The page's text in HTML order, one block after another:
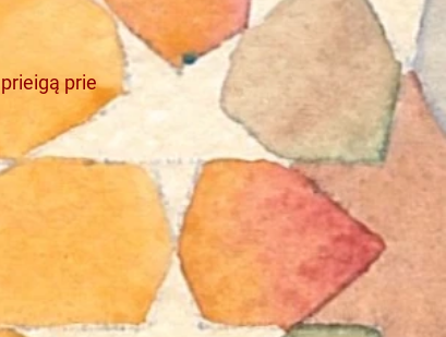
prie